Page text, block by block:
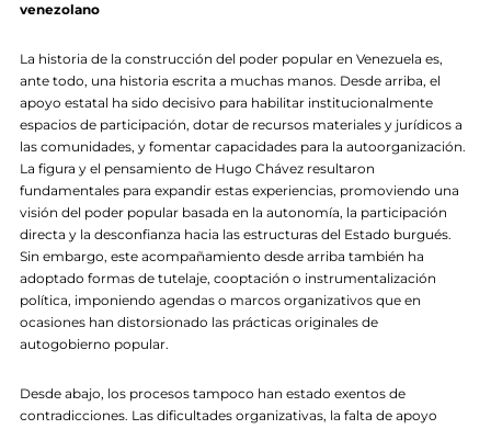
venezolano
La historia de la construcción del poder popular en Venezuela es,
ante todo, una historia escrita a muchas manos. Desde arriba, el
apoyo estatal ha sido decisivo para habilitar institucionalmente
espacios de participación, dotar de recursos materiales y jurídicos a
las comunidades, y fomentar capacidades para la autoorganización.
La figura y el pensamiento de Hugo Chávez resultaron
fundamentales para expandir estas experiencias, promoviendo una
visión del poder popular basada en la autonomía, la participación
directa y la desconfianza hacia las estructuras del Estado burgués.
Sin embargo, este acompañamiento desde arriba también ha
adoptado formas de tutelaje, cooptación o instrumentalización
política, imponiendo agendas o marcos organizativos que en
ocasiones han distorsionado las prácticas originales de
autogobierno popular.
Desde abajo, los procesos tampoco han estado exentos de
contradicciones. Las dificultades organizativas, la falta de apoyo